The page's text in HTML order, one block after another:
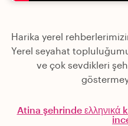
Harika yerel
Yerel seyahat
ve çok sevdikleri
Atina şehrinde